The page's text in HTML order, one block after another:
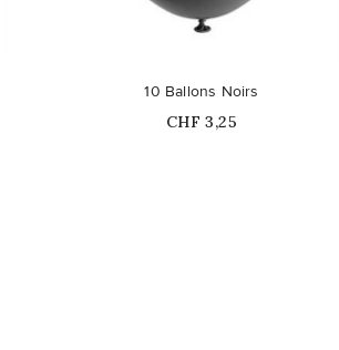
10 Ballons Noirs
Prix
CHF 3,25